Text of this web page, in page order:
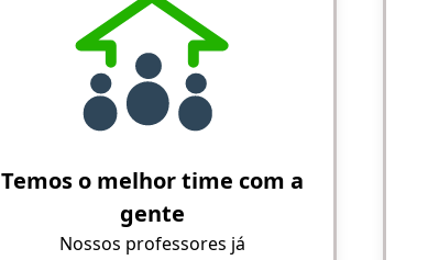
Temos o melhor time com a
gente
Nossos professores já